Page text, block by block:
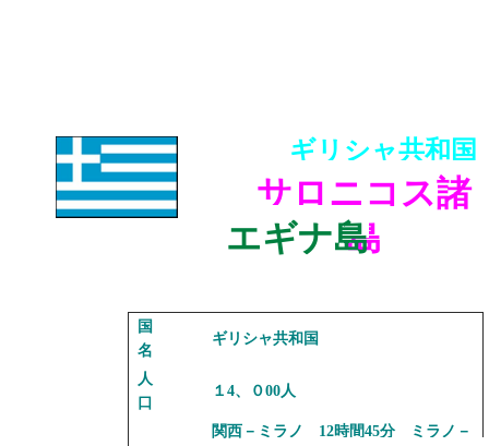
エギナ島
サロニコス諸
島
ギリシャ共和国
国
名
ギリシャ共和国
人
口
１4、０00人
関西－ミラノ 12時間45分 ミラノ－